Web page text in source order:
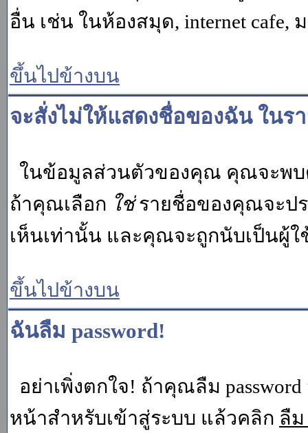
อื่น เช่น ในห้องสมุด, internet cafe,
ขึ้นไปข้างบน
จะสั่งไม่ให้แสดงชื่อของฉัน ในร
ในข้อมูลส่วนตัวของคุณ คุณจะพบ
ถ้าคุณเลือก ใช่รายชื่อของคุณจะปร
เห็นเท่านั้น และคุณจะถูกนับเป็นผู้
ขึ้นไปข้างบน
ฉันลืม password!
อย่าเพิ่งตกใจ! ถ้าคุณลืม
หน้าสำหรับเข้าสู่ระบบ แล้วคลิก ลืม